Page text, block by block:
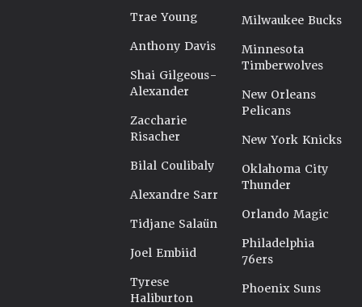
Trae Young
Anthony Davis
Shai Gilgeous-
Alexander
Zaccharie
Risacher
Bilal Coulibaly
Alexandre Sarr
Tidjane Salaün
Joel Embiid
Tyrese
Haliburton
Milwaukee Bucks
Minnesota
Timberwolves
New Orleans
Pelicans
New York Knicks
Oklahoma City
Thunder
Orlando Magic
Philadelphia
76ers
Phoenix Suns